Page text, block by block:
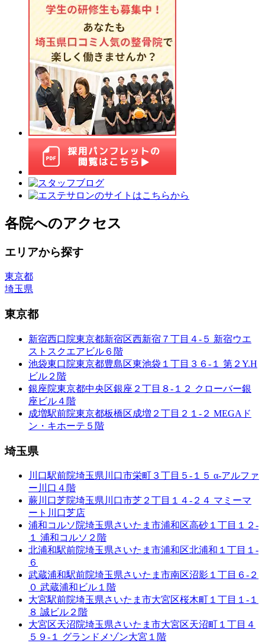
各院へのアクセス
エリアから探す
東京都
埼玉県
東京都
新宿西口院東京都新宿区西新宿７丁目４-５ 新宿ウエ
ストスクエアビル６階
池袋東口院東京都豊島区東池袋１丁目３６-１ 第２Y.H
ビル２階
銀座院東京都中央区銀座２丁目８-１２ クローバー銀
座ビル４階
成増駅前院東京都板橋区成増２丁目２１-２ MEGAド
ン・キホーテ５階
埼玉県
川口駅前院埼玉県川口市栄町３丁目５-１５ α-アルファ
ー川口４階
蕨川口芝院埼玉県川口市芝２丁目１４-２４ マミーマ
ート川口芝店
浦和コルソ院埼玉県さいたま市浦和区高砂１丁目１２-
１ 浦和コルソ２階
北浦和駅前院埼玉県さいたま市浦和区北浦和１丁目１-
６
武蔵浦和駅前院埼玉県さいたま市南区沼影１丁目６-２
０ 武蔵浦和ビル１階
大宮駅前院埼玉県さいたま市大宮区桜木町１丁目１-１
８ 誠ビル２階
大宮区天沼院埼玉県さいたま市大宮区天沼町１丁目４
５９-１ グランドメゾン大宮１階